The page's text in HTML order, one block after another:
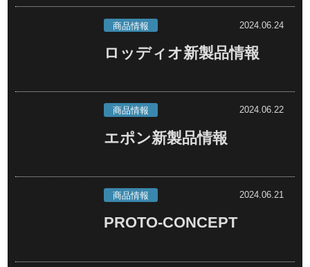
2024.06.24
商品情報
ロッディオ新製品情報
2024.06.22
商品情報
エポン新製品情報
2024.06.21
商品情報
PROTO-CONCEPT